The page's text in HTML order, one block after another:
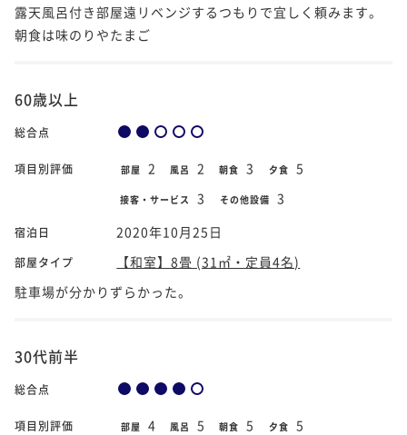
露天風呂付き部屋遠リベンジするつもりで宜しく頼みます。
朝食は味のりやたまご
60歳以上
総合点
項目別評価 部屋 2 風呂 2 朝食 3 夕食 5
接客・サービス 3 その他設備 3
宿泊日 2020年10月25日
部屋タイプ
【和室】8畳 (31㎡・定員4名)
駐車場が分かりずらかった。
30代前半
総合点
項目別評価 部屋 4 風呂 5 朝食 5 夕食 5